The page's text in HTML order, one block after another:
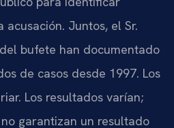
Juntos, el Sr.
bufete han documentado
de casos desde 1997. Los
Los resultados varían;
garantizan un resultado